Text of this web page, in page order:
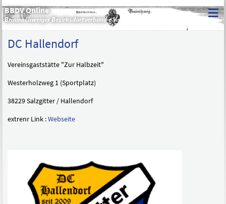
BBDV Online
Braunschweiger Bezirksdartverband e.V. ≡
DC Hallendorf
Vereinsgaststätte "Zur Halbzeit"
Westerholzweg 1 (Sportplatz)
38229 Salzgitter / Hallendorf
extrenr Link :Webseite